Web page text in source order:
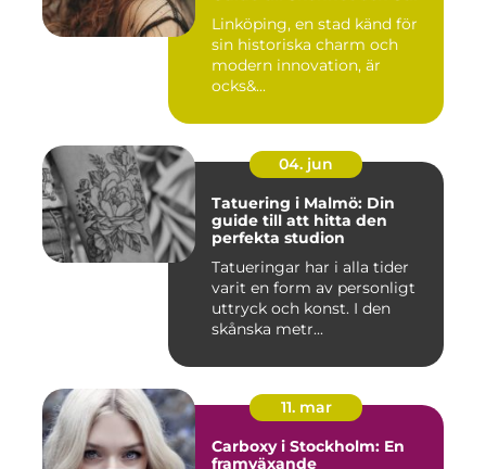
Linköping, en stad känd för
sin historiska charm och
modern innovation, är
ocks&...
04. jun
Tatuering i Malmö: Din
guide till att hitta den
perfekta studion
Tatueringar har i alla tider
varit en form av personligt
uttryck och konst. I den
skånska metr...
11. mar
Carboxy i Stockholm: En
framväxande